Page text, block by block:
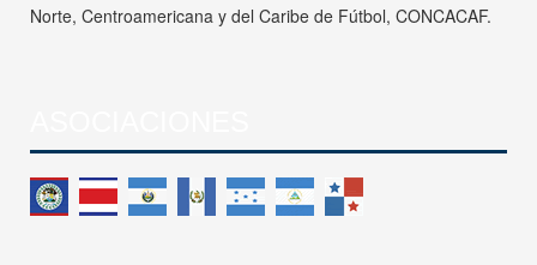
Norte, Centroamericana y del Caribe de Fútbol, CONCACAF.